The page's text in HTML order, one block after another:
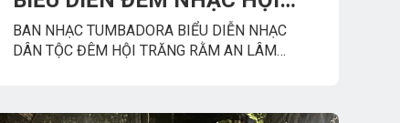
TRĂNG RẰM AN LÂM
RETREATS
BAN NHẠC TUMBADORA BIỂU DIỄN NHẠC
DÂN TỘC ĐÊM HỘI TRĂNG RẰM AN LÂM
TUMBADORA_BAND